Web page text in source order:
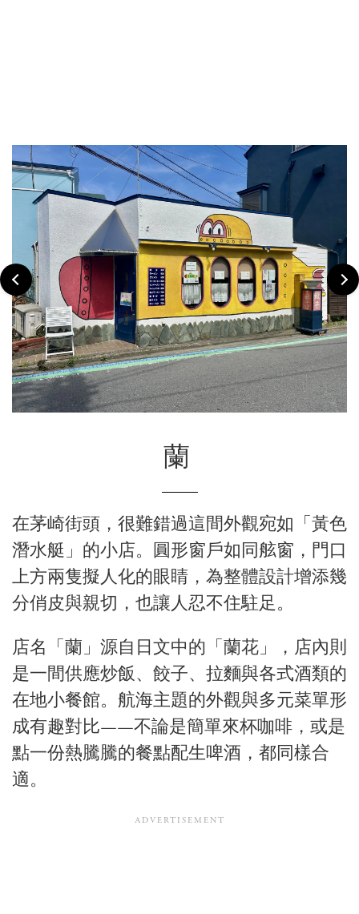
蘭
在茅崎街頭，很難錯過這間外觀宛如「黃色
潛水艇」的小店。圓形窗戶如同舷窗，門口
上方兩隻擬人化的眼睛，為整體設計增添幾
分俏皮與親切，也讓人忍不住駐足。
店名「蘭」源自日文中的「蘭花」，店內則
是一間供應炒飯、餃子、拉麵與各式酒類的
在地小餐館。航海主題的外觀與多元菜單形
成有趣對比——不論是簡單來杯咖啡，或是
點一份熱騰騰的餐點配生啤酒，都同樣合
適。